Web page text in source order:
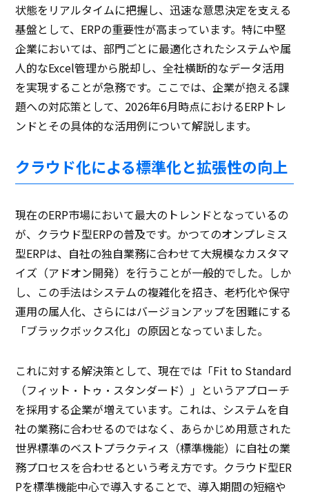
状態をリアルタイムに把握し、迅速な意思決定を支える
基盤として、ERPの重要性が高まっています。特に中堅
企業においては、部門ごとに最適化されたシステムや属
人的なExcel管理から脱却し、全社横断的なデータ活用
を実現することが急務です。ここでは、企業が抱える課
題への対応策として、2026年6月時点におけるERPトレ
ンドとその具体的な活用例について解説します。
クラウド化による標準化と拡張性の向上
現在のERP市場において最大のトレンドとなっているの
が、クラウド型ERPの普及です。かつてのオンプレミス
型ERPは、自社の独自業務に合わせて大規模なカスタマ
イズ（アドオン開発）を行うことが一般的でした。しか
し、この手法はシステムの複雑化を招き、老朽化や保守
運用の属人化、さらにはバージョンアップを困難にする
「ブラックボックス化」の原因となっていました。
これに対する解決策として、現在では「Fit to Standard
（フィット・トゥ・スタンダード）」というアプローチ
を採用する企業が増えています。これは、システムを自
社の業務に合わせるのではなく、あらかじめ用意された
世界標準のベストプラクティス（標準機能）に自社の業
務プロセスを合わせるという考え方です。クラウド型ER
Pを標準機能中心で導入することで、導入期間の短縮や